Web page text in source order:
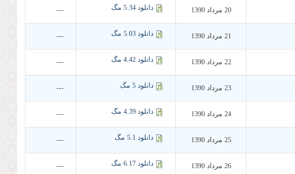
20 مرداد 1390 دانلود 5.34 مگ ---
21 مرداد 1390 دانلود 5.03 مگ ---
22 مرداد 1390 دانلود 4.42 مگ ---
23 مرداد 1390 دانلود 5 مگ ---
24 مرداد 1390 دانلود 4.39 مگ ---
25 مرداد 1390 دانلود 5.1 مگ ---
26 مرداد 1390 دانلود 6.17 مگ ---